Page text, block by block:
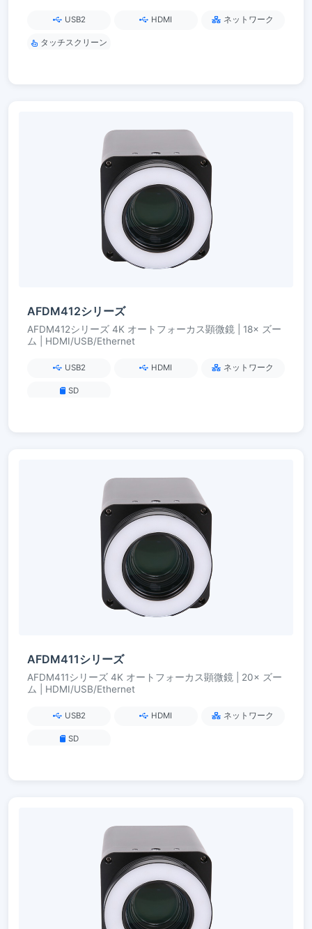
USB2 HDMI ネットワーク
タッチスクリーン
AFDM412シリーズ
AFDM412シリーズ 4K オートフォーカス顕微鏡 | 18× ズー
ム | HDMI/USB/Ethernet
USB2 HDMI ネットワーク
SD
AFDM411シリーズ
AFDM411シリーズ 4K オートフォーカス顕微鏡 | 20× ズー
ム | HDMI/USB/Ethernet
USB2 HDMI ネットワーク
SD